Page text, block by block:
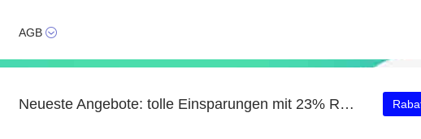
AGB
Neueste Angebote: tolle Einsparungen mit 23% Rabatt